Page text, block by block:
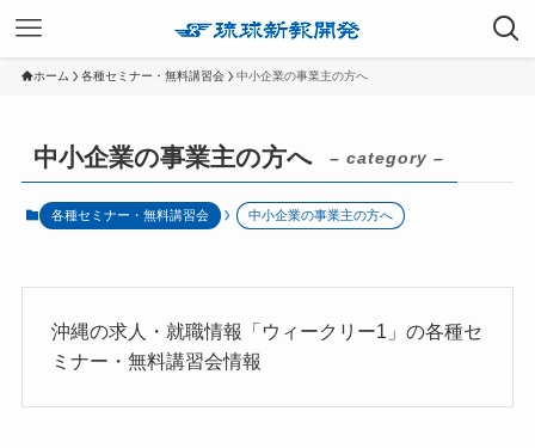
ホーム 各種セミナー・無料講習会 中小企業の事業主の方へ
中小企業の事業主の方へ – category –
各種セミナー・無料講習会 中小企業の事業主の方へ
沖縄の求人・就職情報「ウィークリー1」の各種セ
ミナー・無料講習会情報